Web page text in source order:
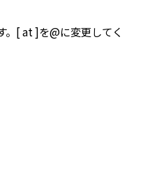
[ at ]を@に変更してく